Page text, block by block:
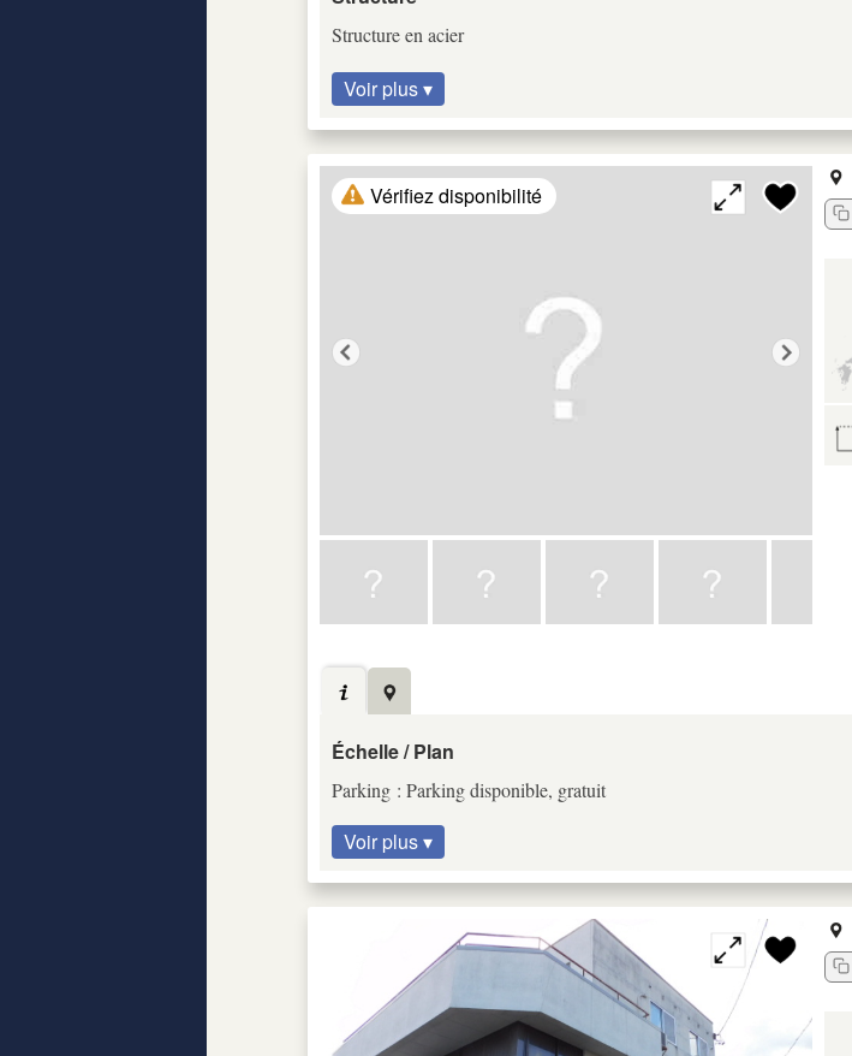
Structure en acier
Voir plus ▾
Vérifiez disponibilité
Échelle / Plan
Parking : Parking disponible, gratuit
Voir plus ▾